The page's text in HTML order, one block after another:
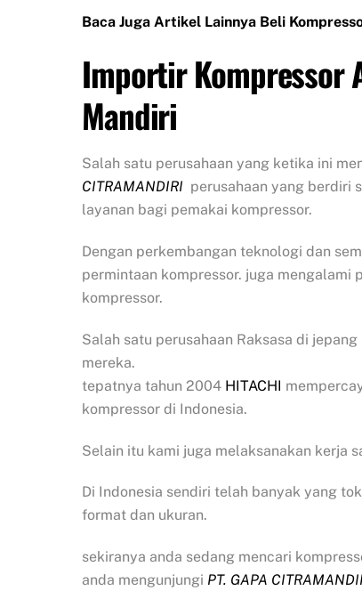
Baca Juga Artikel Lainnya Beli
Importir Kompressor
Mandiri
Salah satu perusahaan yang ketika ini
CITRAMANDIRI perusahaan yang berdiri
layanan bagi pemakai kompressor.
Dengan perkembangan teknologi dan
permintaan kompressor. juga mengalami
kompressor.
Salah satu perusahaan Raksasa di
mereka.
tepatnya tahun 2004 HITACHI
kompressor di Indonesia.
Selain itu kami juga melaksanakan kerja
Di Indonesia sendiri telah banyak yang
format dan ukuran.
sekiranya anda sedang mencari
anda mengunjungi PT. GAPA